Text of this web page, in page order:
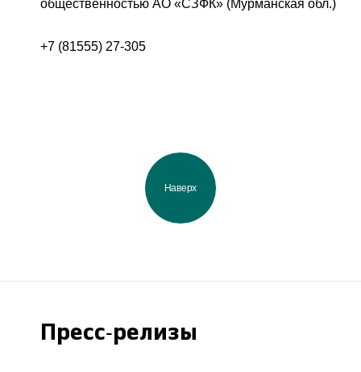
общественностью АО «СЗФК» (Мурманская обл.)
+7 (81555) 27-305
Наверх
Пресс-релизы